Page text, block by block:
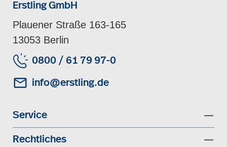
Erstling GmbH
Plauener Straße 163-165
13053 Berlin
0800 / 61 79 97-0
info@erstling.de
Service
Rechtliches